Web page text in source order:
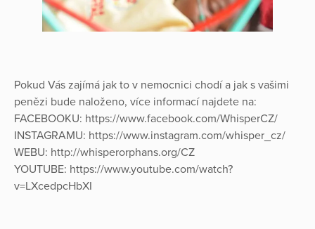
Pokud Vás zajímá jak to v nemocnici chodí a jak s vašimi
penězi bude naloženo, více informací najdete na:
FACEBOOKU: https://www.facebook.com/WhisperCZ/
INSTAGRAMU: https://www.instagram.com/whisper_cz/
WEBU: http://whisperorphans.org/CZ
YOUTUBE: https://www.youtube.com/watch?
v=LXcedpcHbXI